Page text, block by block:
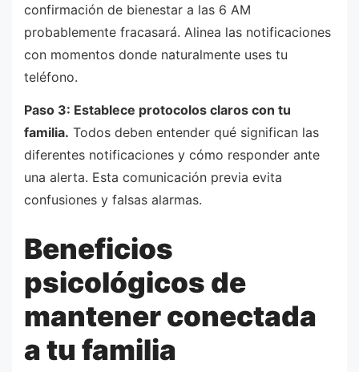
confirmación de bienestar a las 6 AM
probablemente fracasará. Alinea las notificaciones
con momentos donde naturalmente uses tu
teléfono.
Paso 3: Establece protocolos claros con tu
familia. Todos deben entender qué significan las
diferentes notificaciones y cómo responder ante
una alerta. Esta comunicación previa evita
confusiones y falsas alarmas.
Beneficios
psicológicos de
mantener conectada
a tu familia